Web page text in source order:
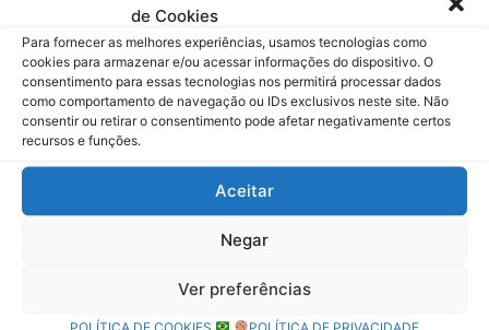
de Cookies
Para fornecer as melhores experiências, usamos tecnologias como
cookies para armazenar e/ou acessar informações do dispositivo. O
consentimento para essas tecnologias nos permitirá processar dados
como comportamento de navegação ou IDs exclusivos neste site. Não
consentir ou retirar o consentimento pode afetar negativamente certos
recursos e funções.
Aceitar
Negar
Ver preferências
POLÍTICA DE COOKIES POLÍTICA DE PRIVACIDADE
Deixe uma resposta